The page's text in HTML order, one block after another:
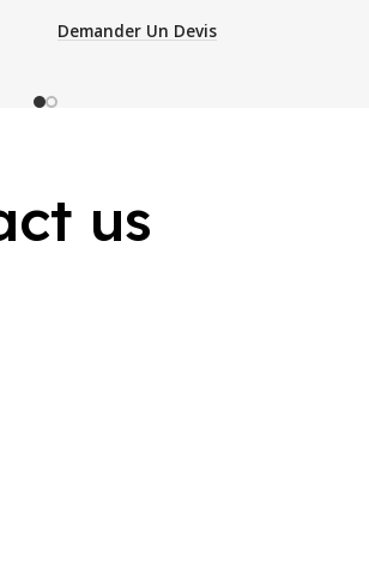
Demander Un Devis
us